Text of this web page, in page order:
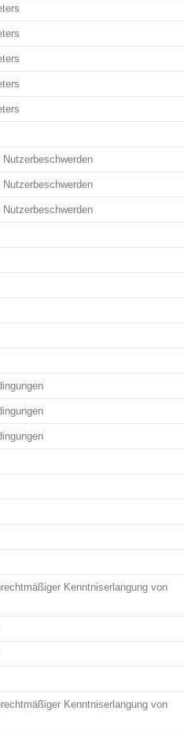
Kenntniserlangung von
Kenntniserlangung von